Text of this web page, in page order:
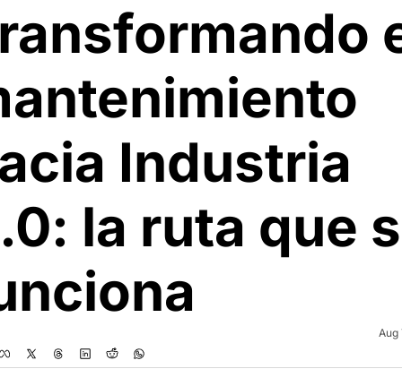
Industria
la ruta que
Aug